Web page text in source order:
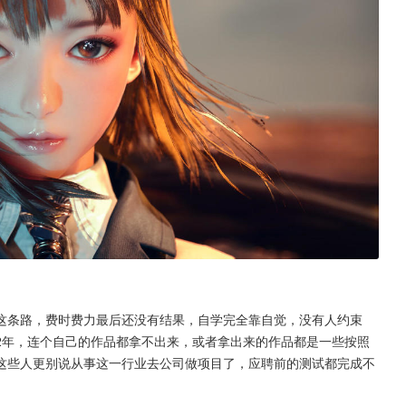
路，费时费力最后还没有结果，自学完全靠自觉，没有人约束
，连个自己的作品都拿不出来，或者拿出来的作品都是一些按照
人更别说从事这一行业去公司做项目了，应聘前的测试都完成不